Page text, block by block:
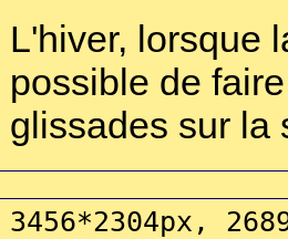
L'hiver, lorsque
possible de
glissades sur la
3456*2304px,